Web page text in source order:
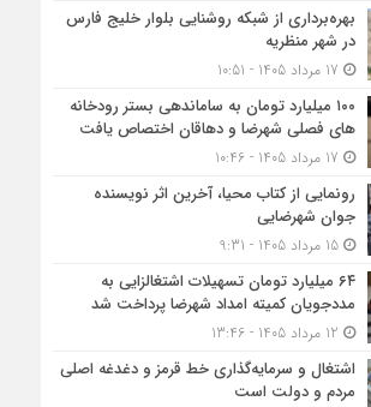
بهره‌برداری از شبکه روشنایی بلوار خلیج فارس
در شهر منظریه
۱۰۰ میلیارد تومان به ساماندهی بستر رودخانه
های فصلی شهرضا و دهاقان اختصاص یافت
رونمایی از کتاب محیا، آخرین اثر نویسنده
جوان شهرضایی
15 مرداد 1405 - 9:31
۶۴ میلیارد تومان تسهیلات اشتغالزایی به
مددجویان کمیته امداد شهرضا پرداخت شد
اشتغال و سرمایه‌گذاری خط قرمز و دغدغه اصلی
مردم و دولت است